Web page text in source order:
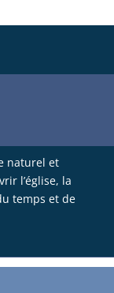
naturel et
l’église, la
temps et de